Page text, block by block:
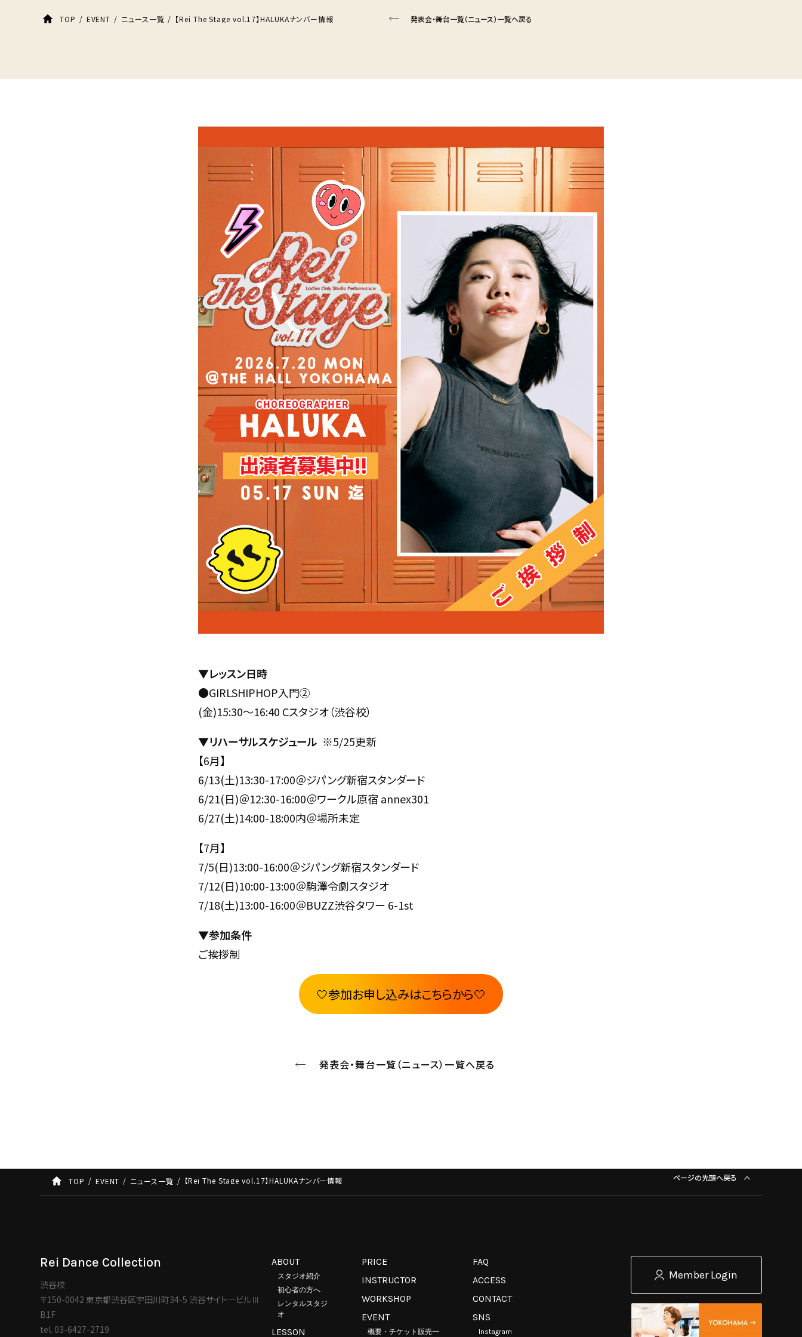
TOP EVENT ニュース一覧 【Rei The Stage vol.17】HALUKAナンバー情報 発表会・舞台一覧（ニュース）一覧へ戻る
▼レッスン日時
●GIRLSHIPHOP入門②
(金)15:30～16:40 Cスタジオ（渋谷校）
▼リハーサルスケジュール ※5/25更新
【6月】
6/13(土)13:30-17:00＠ジパング新宿スタンダード
6/21(日)＠12:30-16:00＠ワークル原宿 annex301
6/27(土)14:00-18:00内＠場所未定
【7月】
7/5(日)13:00-16:00＠ジパング新宿スタンダード
7/12(日)10:00-13:00＠駒澤令劇スタジオ
7/18(土)13:00-16:00＠BUZZ渋谷タワー 6-1st
▼参加条件
ご挨拶制
🤍参加お申し込みはこちらから🤍
発表会・舞台一覧（ニュース）一覧へ戻る
TOP EVENT ニュース一覧 【Rei The Stage vol.17】HALUKAナンバー情報 ページの先頭へ戻る
Rei Dance Collection
渋谷校
〒150-0042 東京都渋谷区宇田川町34-5 渋谷サイト―ビルⅢ
B1F
tel. 03-6427-2719
ABOUT
スタジオ紹介
初心者の方へ
レンタルスタジ
オ
LESSON
PRICE
INSTRUCTOR
WORKSHOP
EVENT
概要・チケット販売一
FAQ
ACCESS
CONTACT
SNS
Instagram
Member Login